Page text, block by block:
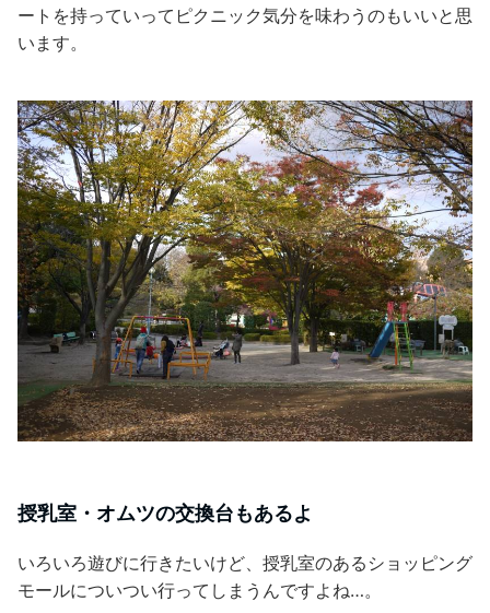
ートを持っていってピクニック気分を味わうのもいいと思
います。
授乳室・オムツの交換台もあるよ
いろいろ遊びに行きたいけど、授乳室のあるショッピング
モールについつい行ってしまうんですよね…。